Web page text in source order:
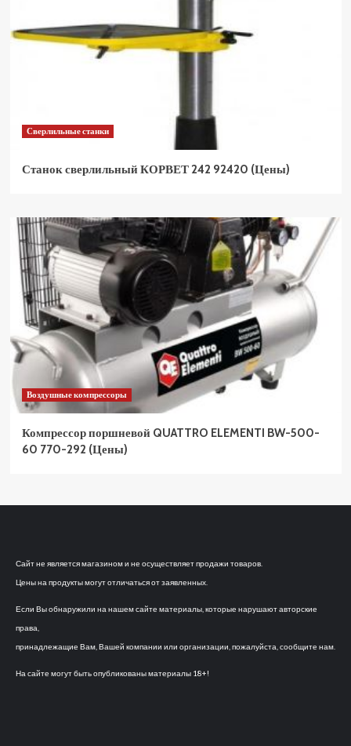
Сверлильные станки
Станок сверлильный КОРВЕТ 242 92420 (Цены)
Воздушные компрессоры
Компрессор поршневой QUATTRO ELEMENTI BW-500-
60 770-292 (Цены)
Сайт не является магазином и не осуществляет продажи товаров.
Цены на продукты могут отличаться от заявленных.
Если Вы обнаружили на нашем сайте материалы, которые нарушают авторские
права,
принадлежащие Вам, Вашей компании или организации, пожалуйста, сообщите нам.
На сайте могут быть опубликованы материалы 18+!